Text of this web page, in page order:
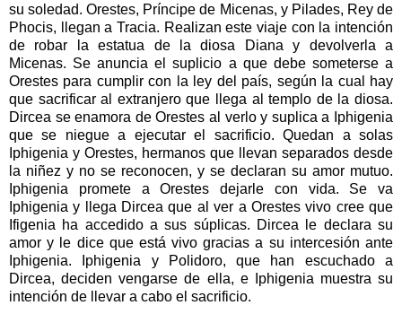
su soledad. Orestes, Príncipe de Micenas, y Pilades, Rey de
Phocis, llegan a Tracia. Realizan este viaje con la intención
de robar la estatua de la diosa Diana y devolverla a
Micenas. Se anuncia el suplicio a que debe someterse a
Orestes para cumplir con la ley del país, según la cual hay
que sacrificar al extranjero que llega al templo de la diosa.
Dircea se enamora de Orestes al verlo y suplica a Iphigenia
que se niegue a ejecutar el sacrificio. Quedan a solas
Iphigenia y Orestes, hermanos que llevan separados desde
la niñez y no se reconocen, y se declaran su amor mutuo.
Iphigenia promete a Orestes dejarle con vida. Se va
Iphigenia y llega Dircea que al ver a Orestes vivo cree que
Ifigenia ha accedido a sus súplicas. Dircea le declara su
amor y le dice que está vivo gracias a su intercesión ante
Iphigenia. Iphigenia y Polidoro, que han escuchado a
Dircea, deciden vengarse de ella, e Iphigenia muestra su
intención de llevar a cabo el sacrificio.